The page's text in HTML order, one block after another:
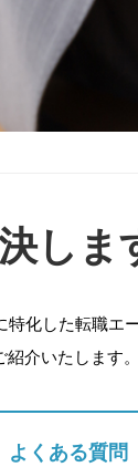
しま
化した転職エ
介いたします。
よくある質問